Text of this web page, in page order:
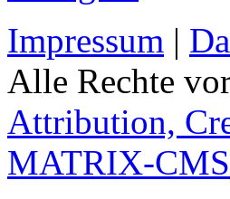
Impressum |
Alle Rechte
Attribution,
MATRIX-CMS